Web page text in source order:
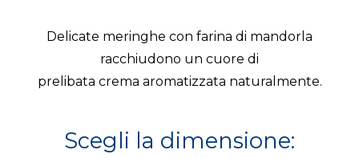
Delicate meringhe con farina di mandorla
racchiudono un cuore di
prelibata crema aromatizzata naturalmente.
Scegli la dimensione: